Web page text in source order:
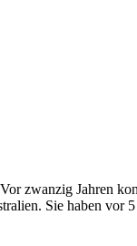
zwanzig Jahren
Sie haben vor 5